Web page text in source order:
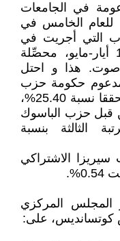
في الجامعات
للعام الخامس في
التي أجريت في
جميع أنحاء اليونان يوم الأربعاء 13 أيار-مايو، محصِّلة
نسبة 32.47% وأكثر من 14900 صوت. هذا و احتل
حكومة حزب
الجمهورية الجديدة المرتبة الثانية، محققا نسبة 25.40%،
قبل حزب الباسوك
الثالثة بنسبة
سيريزا الاشتراكي
المركزي
كوتسانديس، على: